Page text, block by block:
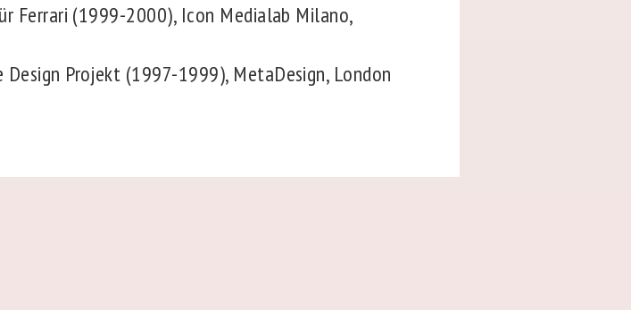
Ferrari (1999-2000), Icon Medialab Milano,
Projekt (1997-1999), MetaDesign, London